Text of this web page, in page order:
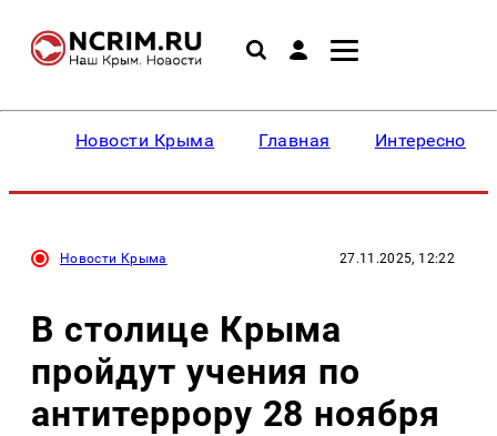
Новости Крыма Главная Интересное
Новости Крыма 27.11.2025, 12:22
В столице Крыма
пройдут учения по
антитеррору 28 ноября